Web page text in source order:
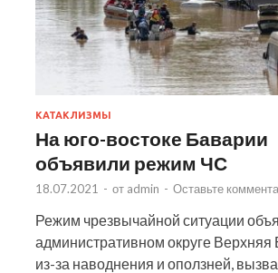
КАТАКЛИЗМЫ
На юго-востоке Баварии
объявили режим ЧС
18.07.2021 - от admin - Оставьте
Режим чрезвычайной ситуации
административном округе Верхняя
из-за наводнения и оползней,